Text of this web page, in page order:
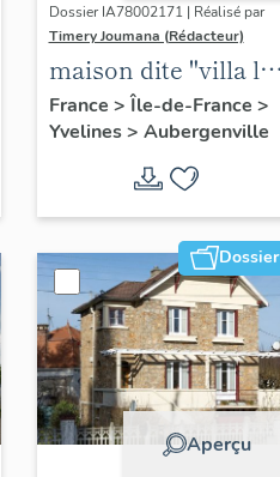
Dossier IA78002171 | Réalisé par
Timery Joumana (Rédacteur)
maison dite "villa le
Bois fleuri", 27
avenue d'Ypres
France > Île-de-France >
Yvelines> Aubergenville
Dossier
Aperçu